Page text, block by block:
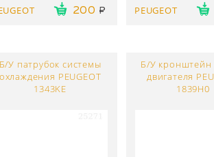
200 PEUGEOT
Б/У патрубок системы
охлаждения PEUGEOT
1343KE
Б/У
двигателя
1839H0